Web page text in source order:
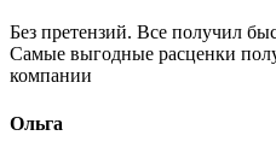
Без претензий. Все получил
Самые выгодные расценки
компании
Ольга